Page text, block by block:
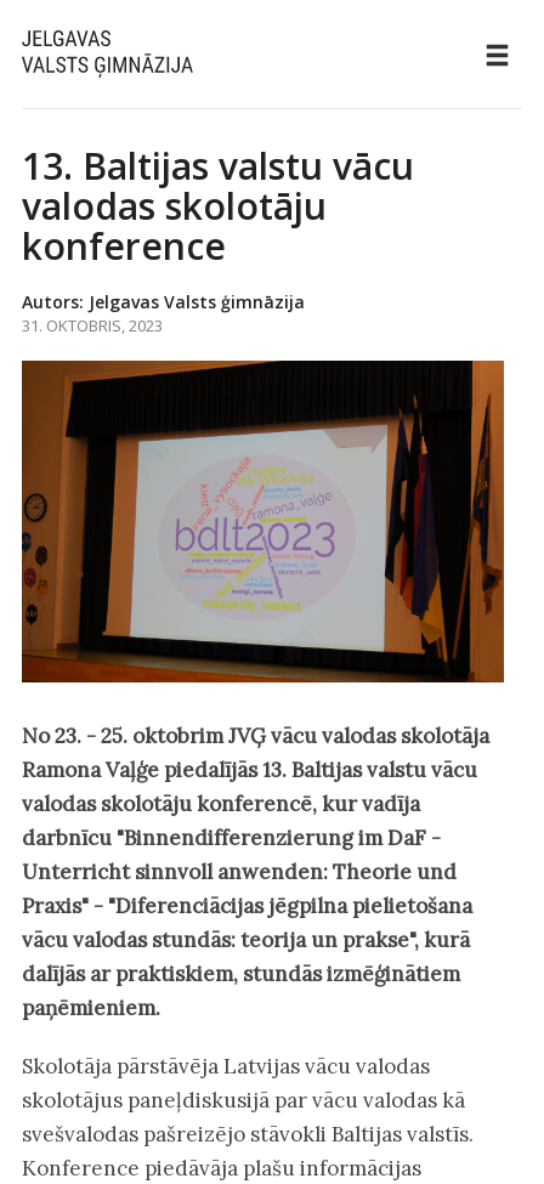
13. Baltijas valstu vācu
valodas skolotāju
konference
Autors: Jelgavas Valsts ģimnāzija
31. OKTOBRIS, 2023
No 23. - 25. oktobrim JVĢ vācu valodas skolotāja
Ramona Vaļģe piedalījās 13. Baltijas valstu vācu
valodas skolotāju konferencē, kur vadīja
darbnīcu "Binnendifferenzierung im DaF -
Unterricht sinnvoll anwenden: Theorie und
Praxis" - "Diferenciācijas jēgpilna pielietošana
vācu valodas stundās: teorija un prakse", kurā
dalījās ar praktiskiem, stundās izmēģinātiem
paņēmieniem.
Skolotāja pārstāvēja Latvijas vācu valodas
skolotājus paneļdiskusijā par vācu valodas kā
svešvalodas pašreizējo stāvokli Baltijas valstīs.
Konference piedāvāja plašu informācijas